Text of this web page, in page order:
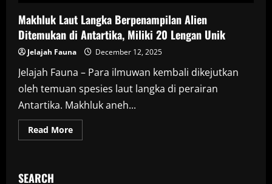
Makhluk Laut Langka Berpenampilan Alien
Ditemukan di Antartika, Miliki 20 Lengan Unik
Jelajah Fauna December 12, 2025
Jelajah Fauna – Para ilmuwan kembali dikejutkan
oleh temuan spesies laut langka di perairan
Antartika. Makhluk aneh...
Read MoreRead
more
SEARCH